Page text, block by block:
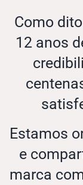
Como
12 anos
Estamos
e
marca